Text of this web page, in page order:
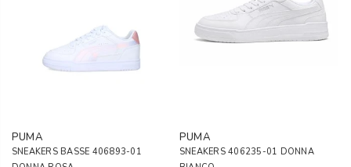
PUMA
SNEAKERS BASSE 406893-01
PUMA
SNEAKERS 406235-01 DONNA